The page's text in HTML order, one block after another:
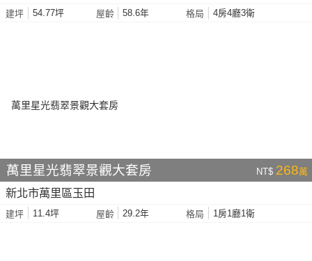
建坪 54.77坪 屋齡 58.6年 格局 4房4廳3衛
萬里星光翡翠景觀大套房 NT$ 268萬
新北市萬里區玉田
建坪 11.4坪 屋齡 29.2年 格局 1房1廳1衛